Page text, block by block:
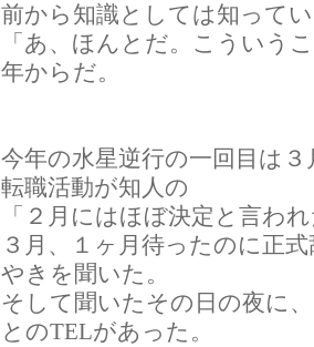
前から知識としては知って
「あ、ほんとだ。こういう
年からだ。
今年の水星逆行の一回目は
転職活動が知人の
「２月にはほぼ決定と言わ
３月、１ヶ月待ったのに正
やきを聞いた。
そして聞いたその日の夜に
とのTELがあった。